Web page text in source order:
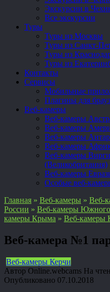
Экскурсии в
Все экскурсии
Туры
Туры из Москвы
Туры из Санкт-
Туры из
Туры из
Контакты
Сервисы
Мобильные
Плагины для
Веб-камеры
Веб-камеры
Веб-камеры
Веб-камеры
Веб-камеры
Веб-камеры
(Великобритания)
Веб-камеры
Особые веб-
Главная » Веб-камеры » Веб-
России » Веб-камеры Южного
камеры Крыма » Веб-камеры
Веб-камера №1
Веб-камеры Керчи
Автор Online.webcams На
Опубликовано 07.10.2018